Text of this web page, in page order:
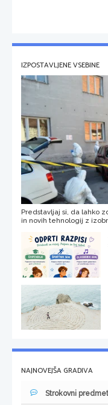
IZPOSTAVLJENE VSEBINE
Predstavljaj si, da lahko
in novih tehnologij z
NAJNOVEJŠA GRADIVA
Strokovni